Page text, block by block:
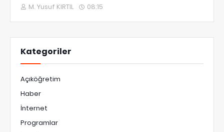
M. Yusuf KIRTIL 08:15
Kategoriler
Açıköğretim
Haber
İnternet
Programlar